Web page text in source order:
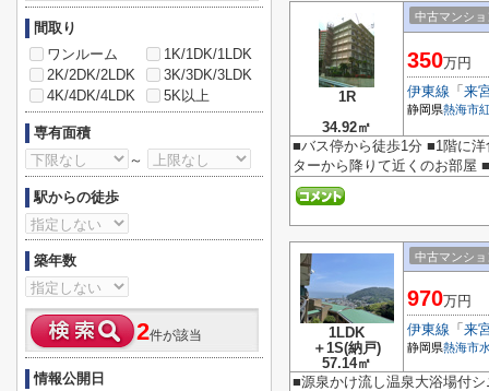
1R
34.92㎡
中古マンショ
350万円
伊東線 「 来
静岡県熱海市
■バス停から徒歩1分 ■1階に
ターから降りて近くのお部屋
1LDK
＋1S(納戸)
57.14㎡
中古マンショ
970万円
伊東線 「 来
静岡県熱海市
■源泉かけ流し温泉大浴場付
間取り
ワンルーム
1K/1DK/1LDK
2K/2DK/2LDK
3K/3DK/3LDK
4K/4DK/4LDK
5K以上
専有面積
～
駅からの徒歩
築年数
2件が該当
情報公開日